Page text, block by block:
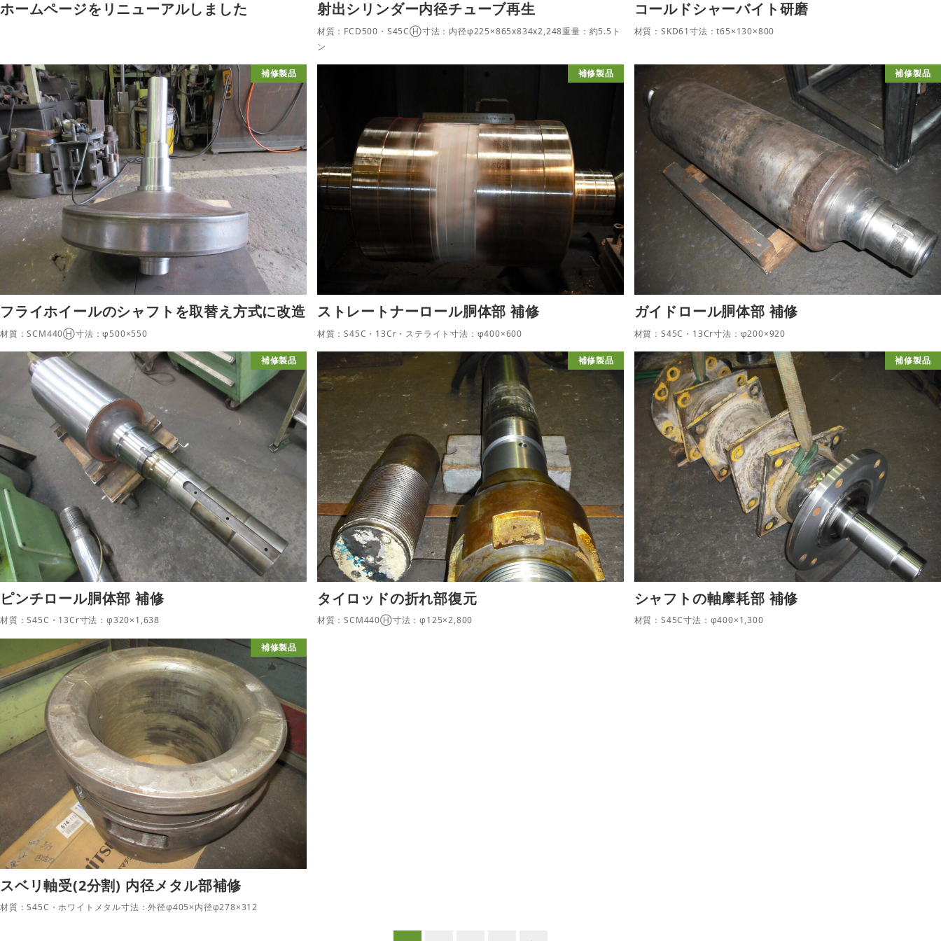
ホームページをリニューアルしました 射出シリンダー内径チューブ再生
材質：FCD500・S45CⒽ寸法：内径φ225×865x834x2,248重量：約5.5ト
ン
コールドシャーバイト研磨
材質：SKD61寸法：t65×130×800
補修製品
フライホイールのシャフトを取替え方式に改造
材質：SCM440Ⓗ寸法：φ500×550
補修製品
ストレートナーロール胴体部 補修
材質：S45C・13Cr・ステライト寸法：φ400×600
補修製品
ガイドロール胴体部 補修
材質：S45C・13Cr寸法：φ200×920
補修製品
ピンチロール胴体部 補修
材質：S45C・13Cr寸法：φ320×1,638
補修製品
タイロッドの折れ部復元
材質：SCM440Ⓗ寸法：φ125×2,800
補修製品
シャフトの軸摩耗部 補修
材質：S45C寸法：φ400×1,300
補修製品
スベリ軸受(2分割) 内径メタル部補修
材質：S45C・ホワイトメタル寸法：外径φ405×内径φ278×312